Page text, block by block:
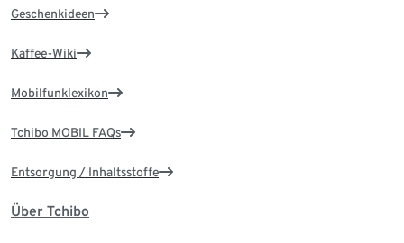
Geschenkideen
Kaffee-Wiki
Mobilfunklexikon
Tchibo MOBIL FAQs
Entsorgung / Inhaltsstoffe
Über Tchibo